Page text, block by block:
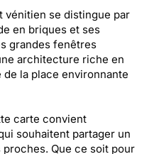
vénitien se distingue par
en briques et ses
grandes fenêtres
architecture riche en
la place environnante
carte convient
souhaitent partager un
Que ce soit pour